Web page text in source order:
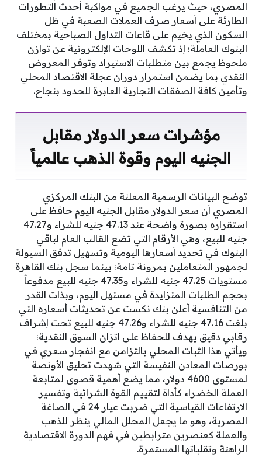
المصري، حيث يرغب الجميع في مواكبة أحدث التطورات
الطارئة على أسعار صرف العملات الصعبة في ظل
السكون الذي يخيم على قاعات التداول الصباحية بمختلف
البنوك العاملة؛ إذ تكشف اللوحات الإلكترونية عن توازن
ملحوظ يجمع بين متطلبات الاستيراد وتوفر المعروض
النقدي بما يضمن استمرار دوران عجلة الاقتصاد المحلي
وتأمين كافة الصفقات التجارية العابرة للحدود بنجاح.
مؤشرات سعر الدولار مقابل
الجنيه اليوم وقوة الذهب عالمياً
توضح البيانات الرسمية المعلنة من البنك المركزي
المصري أن سعر الدولار مقابل الجنيه اليوم حافظ على
استقراره بصورة واضحة عند 47.13 جنيه للشراء و47.27
جنيه للبيع، وهي الأرقام التي تضع القالب العام لباقي
البنوك في تحديد أسعارها اليومية وتسهيل تدفق السيولة
لجمهور المتعاملين بمرونة تامة؛ بينما سجل بنك القاهرة
مستويات 47.25 جنيه للشراء و47.35 جنيه للبيع مدفوعاً
بحجم الطلبات المتزايدة في مستهل اليوم، وبذات القدر
من التنافسية أعلن بنك نكست عن تحديثات أسعاره التي
بلغت 47.16 جنيه للشراء و47.26 جنيه للبيع تحت إشراف
رقابي دقيق يهدف للحفاظ على اتزان السوق النقدية؛
ويأتي هذا الثبات المحلي بالتزامن مع انفجار سعري في
بورصات المعادن النفيسة التي شهدت تحليق الأونصة
لمستوى 4600 دولار، مما يضع أهمية قصوى لمتابعة
العملة الخضراء كأداة لتقييم القوة الشرائية وتفسير
الارتفاعات القياسية التي ضربت عيار 24 في الصاغة
المصرية، وهو ما يجعل المحلل المالي ينظر للذهب
والعملة كعنصرين مترابطين في فهم الدورة الاقتصادية
الراهنة وتقلباتها المستمرة.